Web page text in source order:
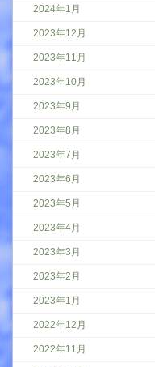
2024年1月
2023年12月
2023年11月
2023年10月
2023年9月
2023年8月
2023年7月
2023年6月
2023年5月
2023年4月
2023年3月
2023年2月
2023年1月
2022年12月
2022年11月